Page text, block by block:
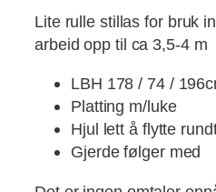
Lite rulle stillas for bruk
arbeid opp til ca 3,5-4 m
LBH 178 / 74 /
Platting m/luke
Hjul lett å flytte
Gjerde følger med